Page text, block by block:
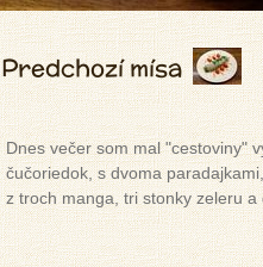
Predchozí mísa
Dnes večer som mal "cestoviny"
čučoriedok, s dvoma
z troch manga, tri stonky zeleru